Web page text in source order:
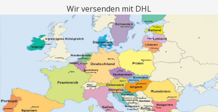
Wir versenden mit DHL